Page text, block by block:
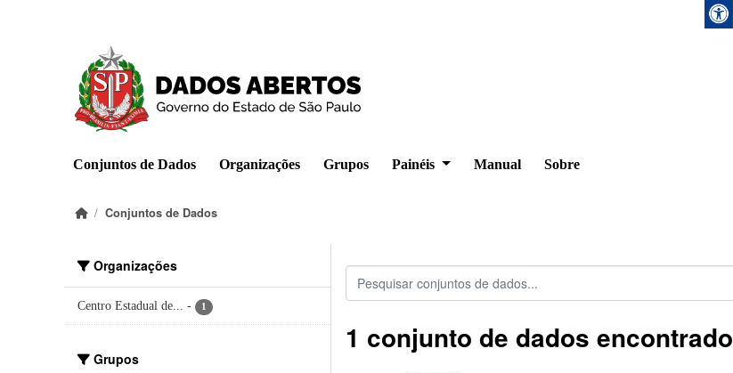
Conjuntos de Dados Organizações Grupos Painéis Manual Sobre
Conjuntos de Dados
Organizações
Centro Estadual de... - 1
Grupos
1 conjunto de dados encontrado